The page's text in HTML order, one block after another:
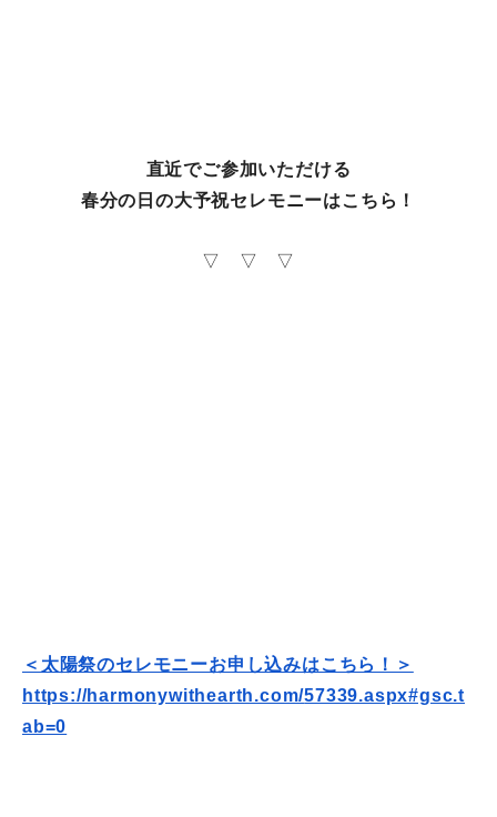
直近でご参加いただける
春分の日の大予祝セレモニーはこちら！
▽ ▽ ▽
＜太陽祭のセレモニーお申し込みはこちら！＞
https://harmonywithearth.com/57339.aspx#gsc.t
ab=0